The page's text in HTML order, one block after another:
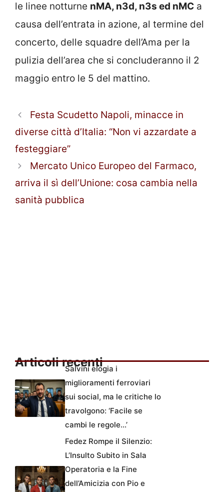
le linee notturne nMA, n3d, n3s ed nMC a
causa dell’entrata in azione, al termine del
concerto, delle squadre dell’Ama per la
pulizia dell’area che si concluderanno il 2
maggio entro le 5 del mattino.
Festa Scudetto Napoli, minacce in
diverse città d’Italia: “Non vi azzardate a
festeggiare”
Mercato Unico Europeo del Farmaco,
arriva il sì dell’Unione: cosa cambia nella
sanità pubblica
Articoli recenti
Salvini elogia i
miglioramenti ferroviari
sui social, ma le critiche lo
travolgono: ‘Facile se
cambi le regole…’
Fedez Rompe il Silenzio:
L’Insulto Subito in Sala
Operatoria e la Fine
dell’Amicizia con Pio e